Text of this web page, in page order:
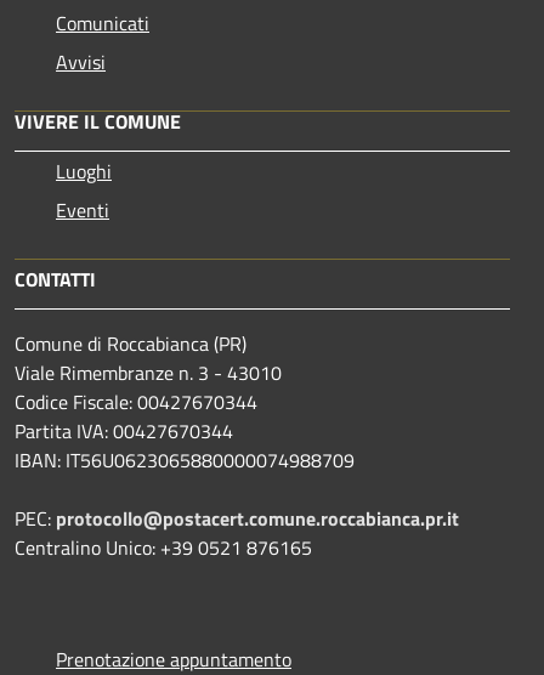
Comunicati
Avvisi
VIVERE IL COMUNE
Luoghi
Eventi
CONTATTI
Comune di Roccabianca (PR)
Viale Rimembranze n. 3 - 43010
Codice Fiscale: 00427670344
Partita IVA: 00427670344
IBAN: IT56U0623065880000074988709
PEC: protocollo@postacert.comune.roccabianca.pr.it
Centralino Unico: +39 0521 876165
Prenotazione appuntamento